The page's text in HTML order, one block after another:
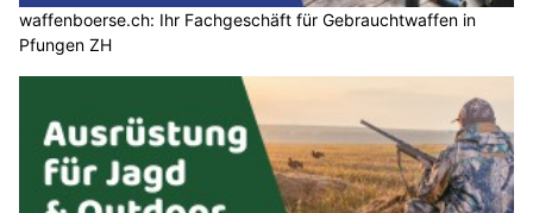
waffenboerse.ch: Ihr Fachgeschäft für Gebrauchtwaffen in
Pfungen ZH